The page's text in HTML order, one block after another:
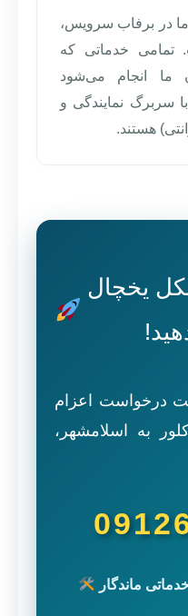
در برفاب سرویس،
خدماتی که
ما انجام می‌شود
سربرگ نمایندگی و
هستند.
یخچال
درخواست اعزام
به اسلامشهر،
ماندگار